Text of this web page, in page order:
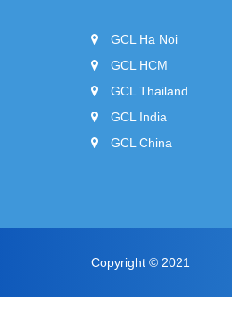
GCL Ha Noi
GCL HCM
GCL Thailand
GCL India
GCL China
Copyright © 2021